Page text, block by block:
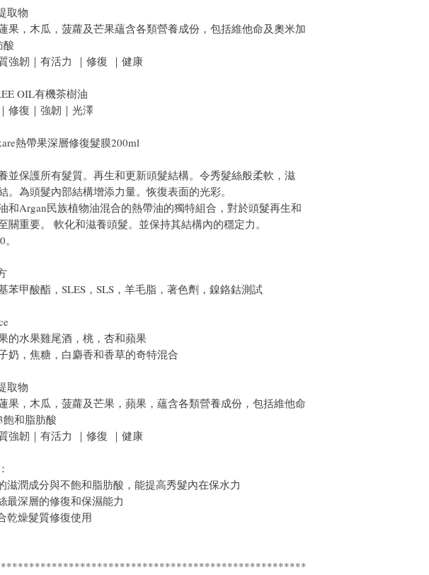
取物
果，木瓜，菠蘿及芒果蘊含各類營養成份，包括維他命及奧米加
酸
強韌｜有活力 ｜修復 ｜健康
OIL有機茶樹油
修復｜強韌｜光澤
熱帶果深層修復髮膜200ml
並保護所有髮質。再生和更新頭髮結構。令秀髮絲般柔軟，滋
。為頭髮內部結構增添力量。恢復表面的光彩。
和Argan民族植物油混合的熱帶油的獨特組合，對於頭髮再生和
關重要。 軟化和滋養頭髮。並保持其結構內的穩定力。
苯甲酸酯，SLES，SLS，羊毛脂，著色劑，鎳鉻鈷測試
的水果雞尾酒，桃，杏和蘋果
奶，焦糖，白麝香和香草的奇特混合
取物
果，木瓜，菠蘿及芒果，蘋果，蘊含各類營養成份，包括維他命
飽和脂肪酸
強韌｜有活力 ｜修復 ｜健康
滋潤成分與不飽和脂肪酸，能提高秀髮內在保水力
最深層的修復和保濕能力
乾燥髮質修復使用